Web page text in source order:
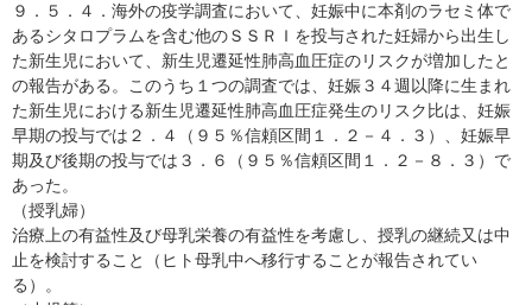
９．５．４．海外の疫学調査において、妊娠中に本剤のラセミ体で
あるシタロプラムを含む他のＳＳＲＩを投与された妊婦から出生し
た新生児において、新生児遷延性肺高血圧症のリスクが増加したと
の報告がある。このうち１つの調査では、妊娠３４週以降に生まれ
た新生児における新生児遷延性肺高血圧症発生のリスク比は、妊娠
早期の投与では２．４（９５％信頼区間１．２－４．３）、妊娠早
期及び後期の投与では３．６（９５％信頼区間１．２－８．３）で
あった。
（授乳婦）
治療上の有益性及び母乳栄養の有益性を考慮し、授乳の継続又は中
止を検討すること（ヒト母乳中へ移行することが報告されてい
る）。